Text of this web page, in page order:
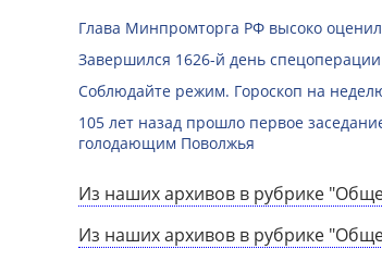
Глава Минпромторга РФ высоко
Завершился 1626-й день
Соблюдайте режим. Гороскоп на
105 лет назад прошло первое
голодающим Поволжья
Из наших архивов в рубрике
Из наших архивов в рубрике